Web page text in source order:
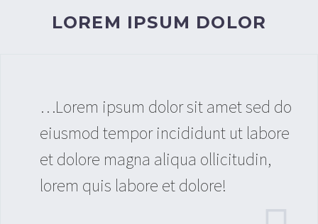
LOREM IPSUM DOLOR
…Lorem ipsum dolor sit amet sed do
eiusmod tempor incididunt ut labore
et dolore magna aliqua ollicitudin,
lorem quis labore et dolore!